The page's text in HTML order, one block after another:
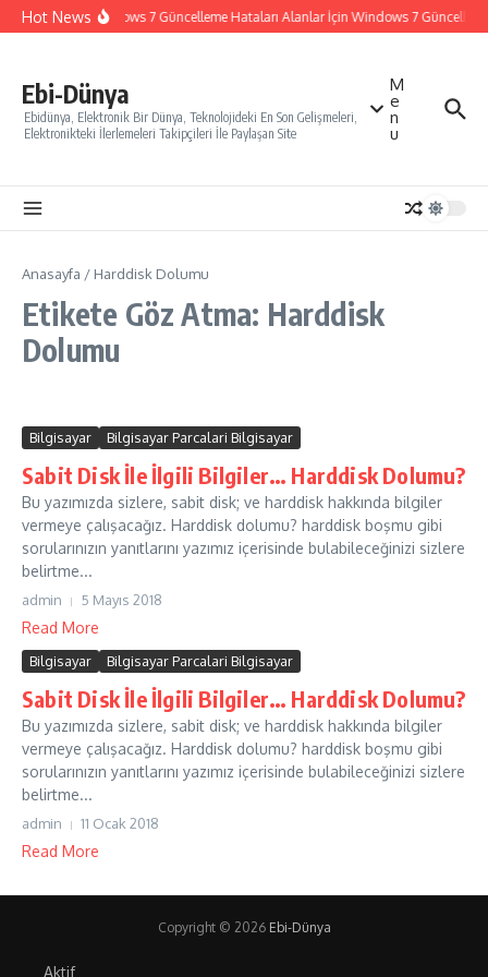
İçeriğe atla
Hot NewsWindows 7 Güncelleme Hataları Alanlar İçin Windows 7
Ebi-Dünya
Ebidünya, Elektronik Bir Dünya, Teknolojideki En Son Gelişmeleri,
Elektronikteki İlerlemeleri Takipçileri İle Paylaşan Site
M
e
n
u
Anasayfa / Harddisk Dolumu
Etikete Göz Atma: Harddisk
Dolumu
Bilgisayar Bilgisayar Parcalari Bilgisayar
Sabit Disk İle İlgili Bilgiler… Harddisk Dolumu?
Bu yazımızda sizlere, sabit disk; ve harddisk hakkında bilgiler
vermeye çalışacağız. Harddisk dolumu? harddisk boşmu gibi
sorularınızın yanıtlarını yazımız içerisinde bulabileceğinizi sizlere
belirtme...
admin 5 Mayıs 2018
Read More
Bilgisayar Bilgisayar Parcalari Bilgisayar
Sabit Disk İle İlgili Bilgiler… Harddisk Dolumu?
Bu yazımızda sizlere, sabit disk; ve harddisk hakkında bilgiler
vermeye çalışacağız. Harddisk dolumu? harddisk boşmu gibi
sorularınızın yanıtlarını yazımız içerisinde bulabileceğinizi sizlere
belirtme...
admin 11 Ocak 2018
Read More
Copyright © 2026 Ebi-Dünya
Aktif